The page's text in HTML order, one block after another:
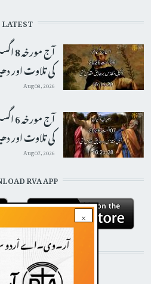
×
LATEST
کی تلاوت اور
Aug 08, 2026
کی تلاوت اور
Aug 07, 2026
RVA APP
WITH US!